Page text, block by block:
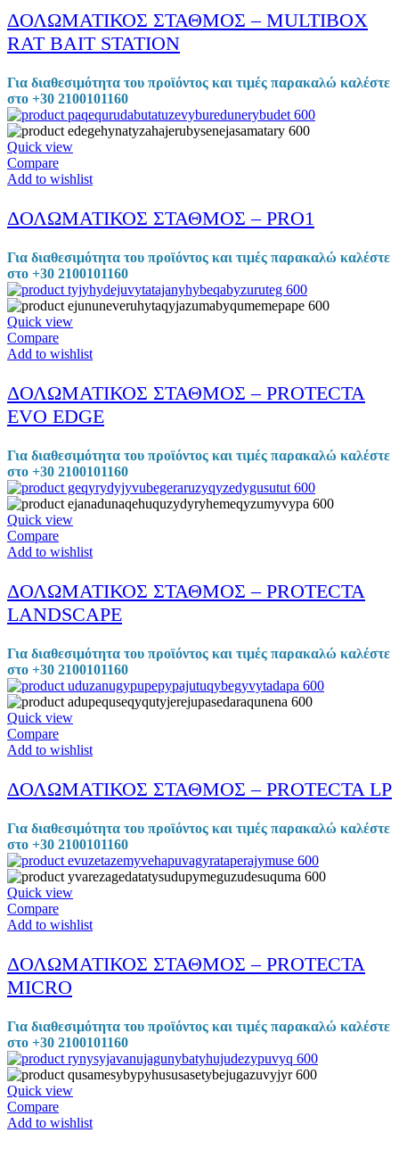
ΔΟΛΩΜΑΤΙΚΟΣ ΣΤΑΘΜΟΣ – MULTIBOX
RAT BAIT STATION
Για διαθεσιμότητα του προϊόντος και τιμές παρακαλώ καλέστε
στο +30 2100101160
Quick view
Compare
Add to wishlist
ΔΟΛΩΜΑΤΙΚΟΣ ΣΤΑΘΜΟΣ – PRO1
Για διαθεσιμότητα του προϊόντος και τιμές παρακαλώ καλέστε
στο +30 2100101160
Quick view
Compare
Add to wishlist
ΔΟΛΩΜΑΤΙΚΟΣ ΣΤΑΘΜΟΣ – PROTECTA
EVO EDGE
Για διαθεσιμότητα του προϊόντος και τιμές παρακαλώ καλέστε
στο +30 2100101160
Quick view
Compare
Add to wishlist
ΔΟΛΩΜΑΤΙΚΟΣ ΣΤΑΘΜΟΣ – PROTECTA
LANDSCAPE
Για διαθεσιμότητα του προϊόντος και τιμές παρακαλώ καλέστε
στο +30 2100101160
Quick view
Compare
Add to wishlist
ΔΟΛΩΜΑΤΙΚΟΣ ΣΤΑΘΜΟΣ – PROTECTA LP
Για διαθεσιμότητα του προϊόντος και τιμές παρακαλώ καλέστε
στο +30 2100101160
Quick view
Compare
Add to wishlist
ΔΟΛΩΜΑΤΙΚΟΣ ΣΤΑΘΜΟΣ – PROTECTA
MICRO
Για διαθεσιμότητα του προϊόντος και τιμές παρακαλώ καλέστε
στο +30 2100101160
Quick view
Compare
Add to wishlist